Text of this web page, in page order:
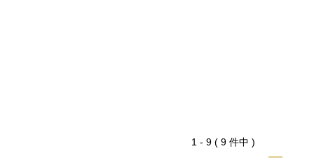
1 - 9 ( 9 件中 )